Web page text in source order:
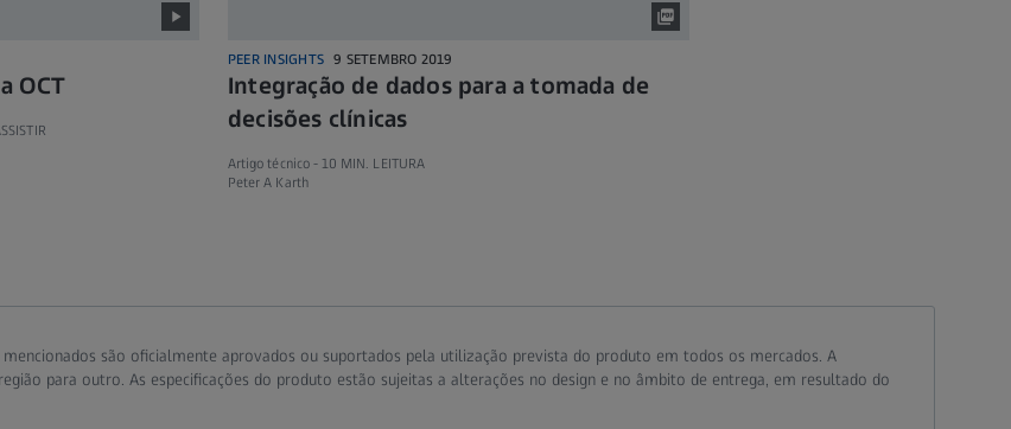
OCT
PEER INSIGHTS 9 SETEMBRO 2019
Integração de dados para a tomada de
decisões clínicas
Artigo técnico - 10 MIN. LEITURA
Peter A Karth
são oficialmente aprovados ou suportados pela utilização prevista do produto em todos os mercados. A
para outro. As especificações do produto estão sujeitas a alterações no design e no âmbito de entrega, em resultado do